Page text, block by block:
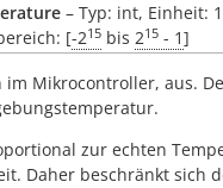
– Typ: int, Einheit:
[-215 bis 215 - 1]
im Mikrocontroller, aus.
zur echten
Daher beschränkt sich